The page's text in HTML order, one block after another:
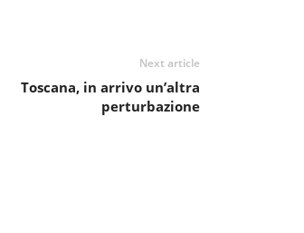
Next article
Toscana, in arrivo un’altra
perturbazione